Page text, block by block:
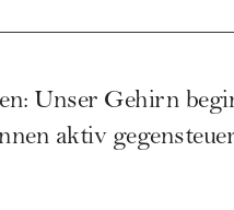
Unser Gehirn
aktiv